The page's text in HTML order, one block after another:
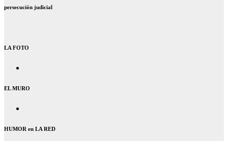
persecución judicial
LA FOTO
EL MURO
HUMOR en LA RED